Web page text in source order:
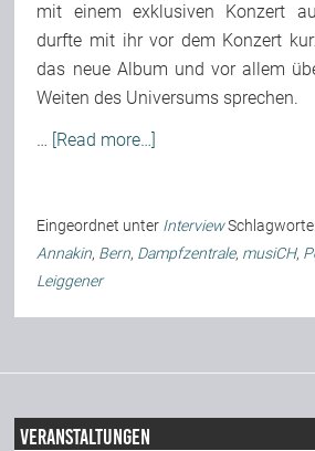
mit einem exklusiven Konzert
durfte mit ihr vor dem Konzert
das neue Album und vor allem
Weiten des Universums sprechen.
… [Read more…]
Eingeordnet unter Interview
Annakin, Bern, Dampfzentrale, musiCH,
Leiggener
Veranstaltungen